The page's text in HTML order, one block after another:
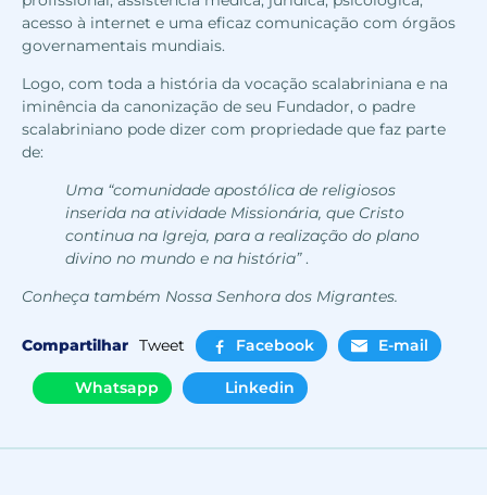
acesso à internet e uma eficaz comunicação com órgãos
governamentais mundiais.
Logo, com toda a história da vocação scalabriniana e na
iminência da canonização de seu Fundador, o padre
scalabriniano pode dizer com propriedade que faz parte
de:
Uma “comunidade apostólica de religiosos
inserida na atividade Missionária, que Cristo
continua na Igreja, para a realização do plano
divino no mundo e na história” .
Conheça também Nossa Senhora dos Migrantes.
Compartilhar Tweet Facebook E-mail
Whatsapp Linkedin